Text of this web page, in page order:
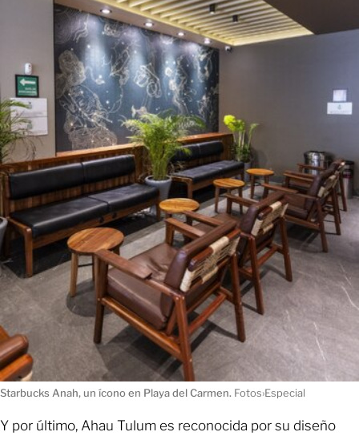
Starbucks Anah, un ícono en Playa del Carmen. Fotos›Especial
Y por último, Ahau Tulum es reconocida por su diseño